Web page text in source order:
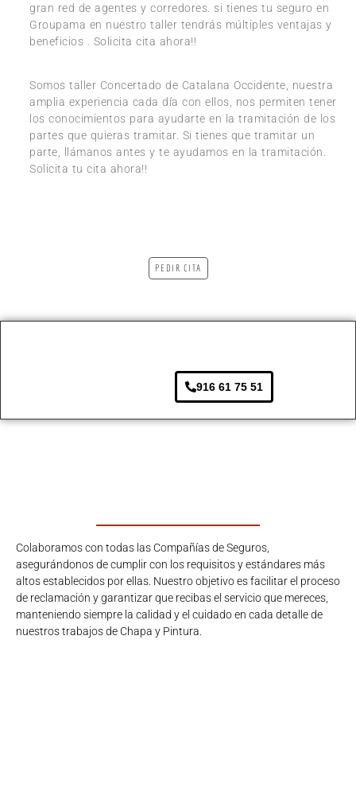
gran red de agentes y corredores. si tienes tu seguro en
Groupama en nuestro taller tendrás múltiples ventajas y
beneficios . Solicita cita ahora!!
Somos taller Concertado de Catalana Occidente, nuestra
amplia experiencia cada día con ellos, nos permiten tener
los conocimientos para ayudarte en la tramitación de los
partes que quieras tramitar. Si tienes que tramitar un
parte, llámanos antes y te ayudamos en la tramitación.
Solicita tu cita ahora!!
PEDIR CITA
916 61 75 51
Colaboramos con todas las Compañías de Seguros,
asegurándonos de cumplir con los requisitos y estándares más
altos establecidos por ellas. Nuestro objetivo es facilitar el proceso
de reclamación y garantizar que recibas el servicio que mereces,
manteniendo siempre la calidad y el cuidado en cada detalle de
nuestros trabajos de Chapa y Pintura.